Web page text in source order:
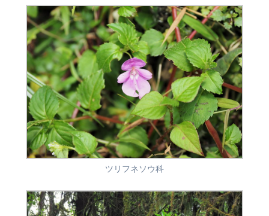
ツリフネソウ科